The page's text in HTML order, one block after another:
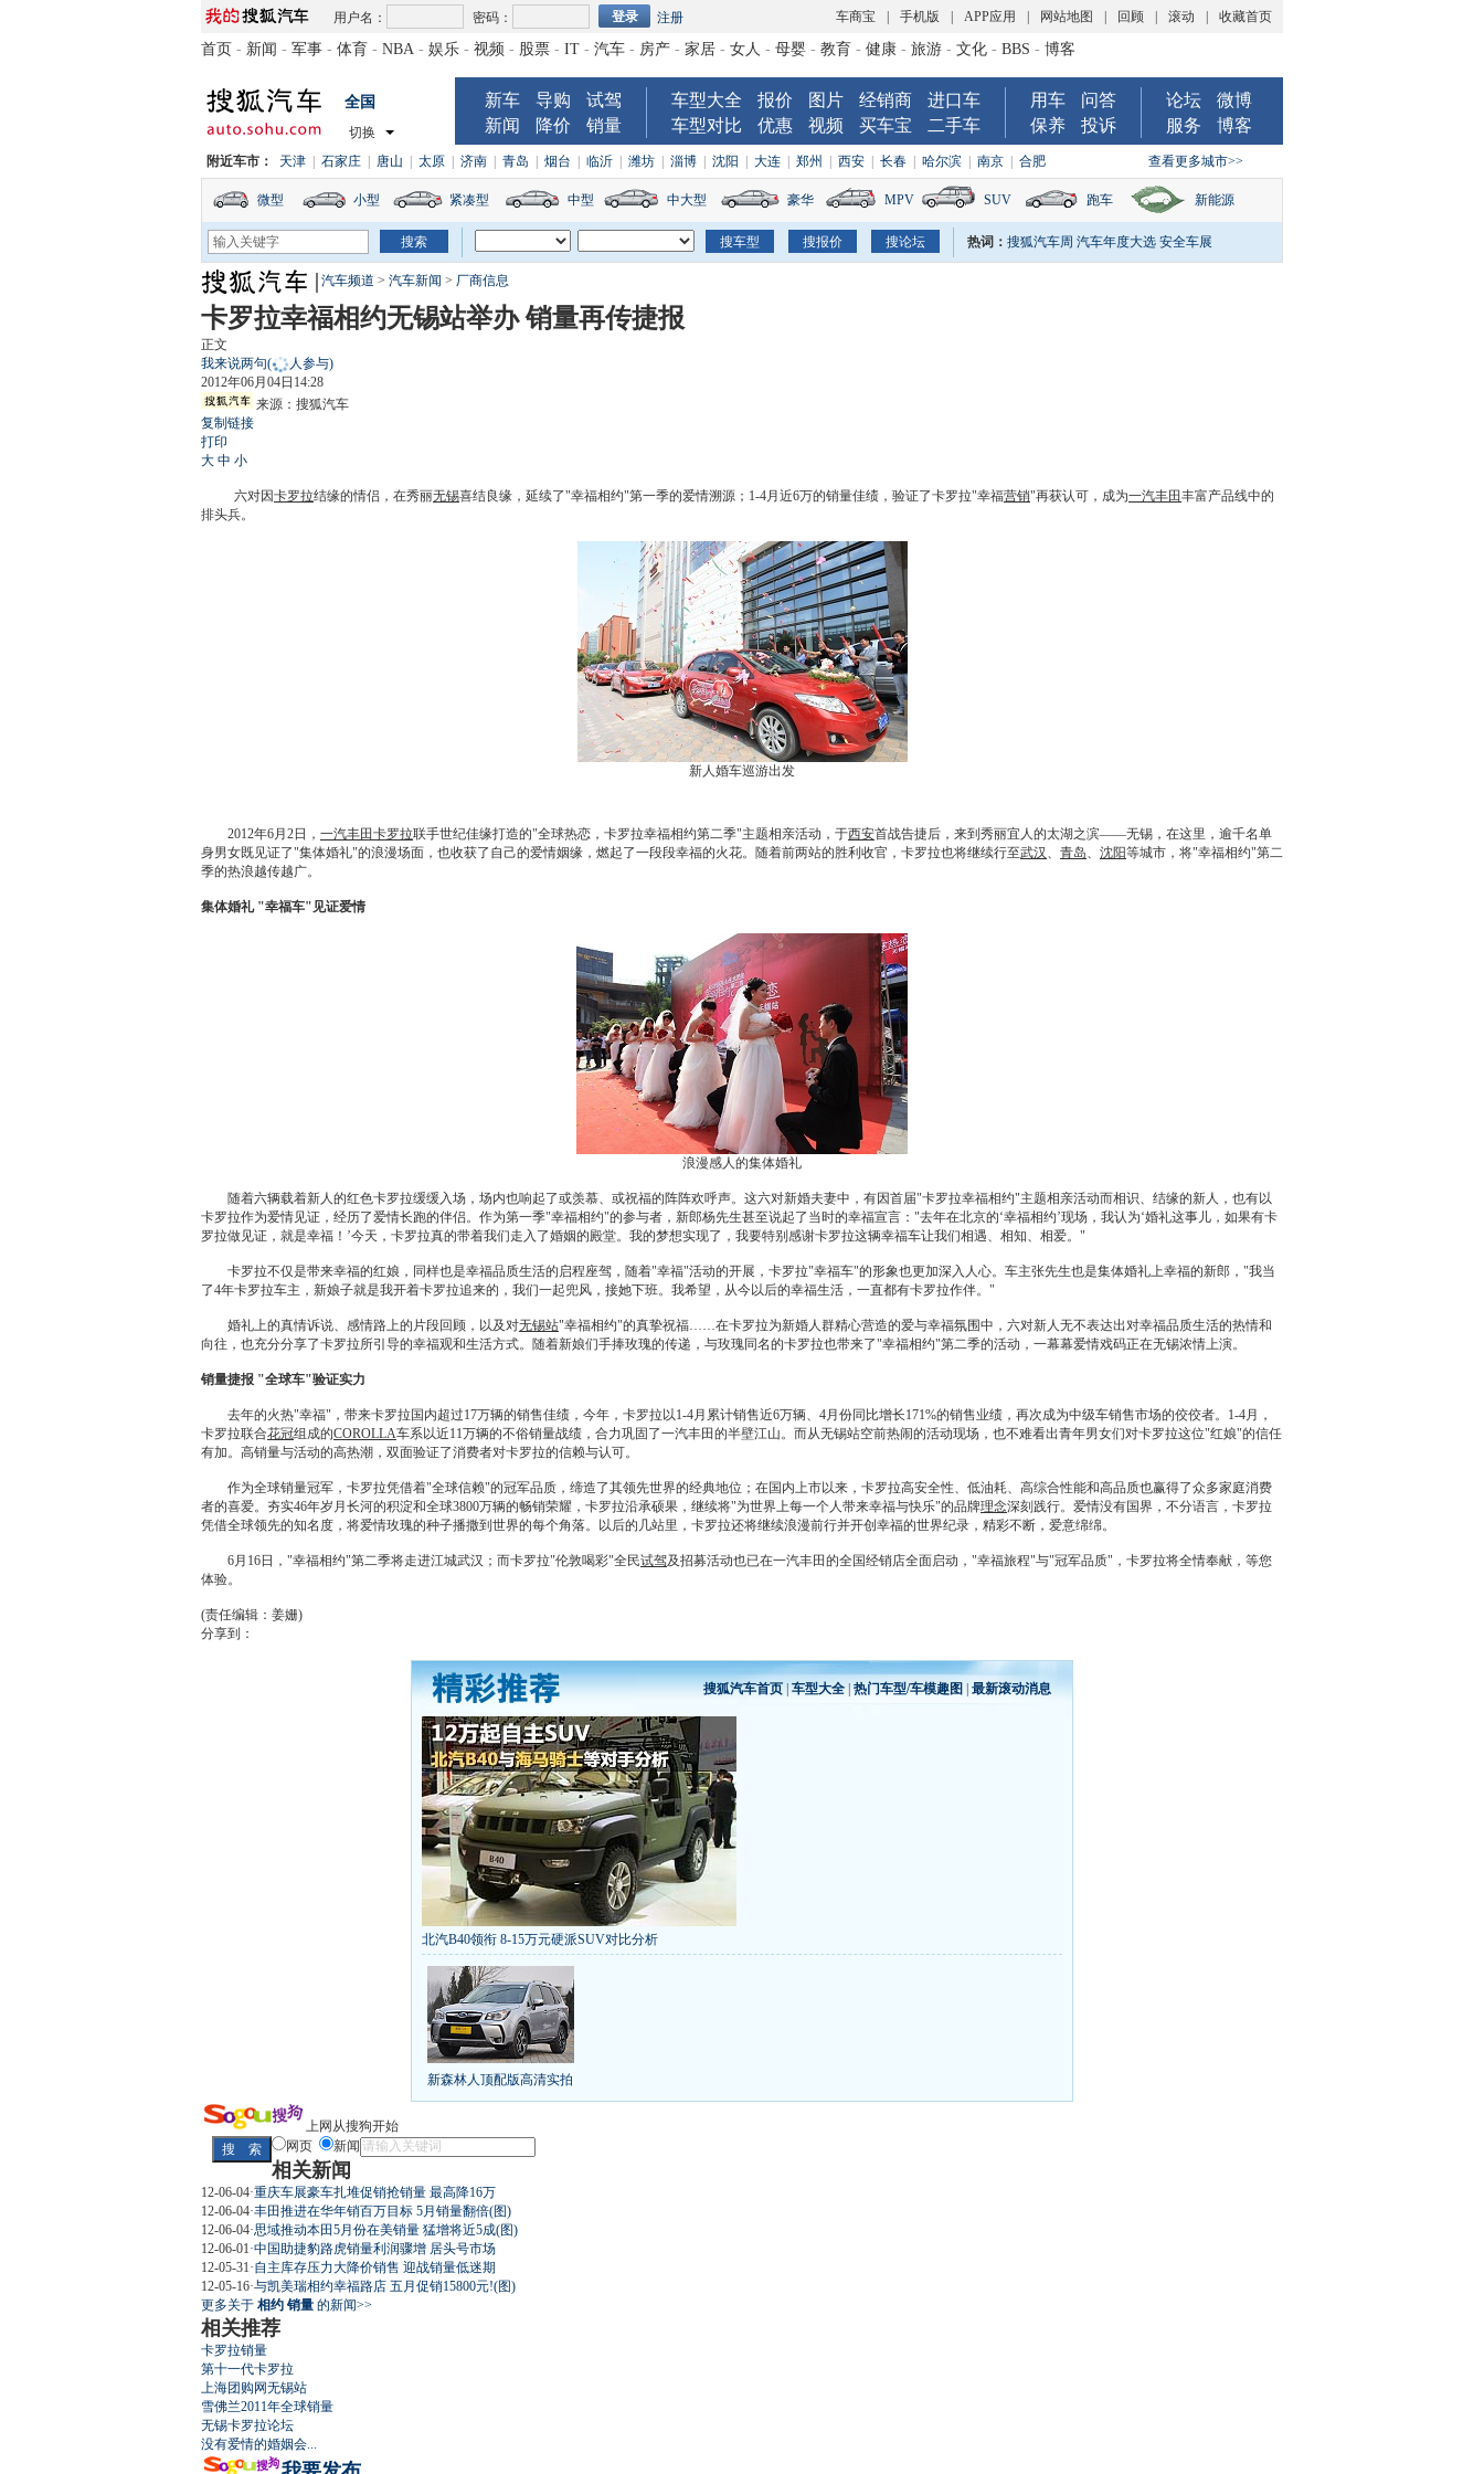
用户名： 密码： 注册 车商宝 手机版 APP应用 网站地图 回顾 滚动 收藏首页
首页 - 新闻 - 军事 - 体育 - NBA - 娱乐 - 视频 - 股票 - IT - 汽车 - 房产 - 家居 - 女人 - 母婴 - 教育 - 健康 - 旅游 - 文化 - BBS - 博客
全国
切换
新车 导购
试驾
新闻
降价 销量
车型大全 报价 图片 经销商
进口车
车型对比
优惠 视频 买车宝 二手车
用车
问答
保养
投诉
论坛
微博
服务
博客
查看更多城市>>
附近车市： 天津 石家庄 唐山 太原 济南 青岛 烟台 临沂 潍坊 淄博 沈阳 大连 郑州 西安 长春 哈尔滨 南京 合肥
微型 小型 紧凑型 中型 中大型 豪华 MPV SUV 跑车 新能源
热词： 搜狐汽车周 汽车年度大选 安全车展
汽车频道 > 汽车新闻 > 厂商信息
卡罗拉幸福相约无锡站举办 销量再传捷报
正文
我来说两句(
人参与)
2012年06月04日14:28
来源： 搜狐汽车
复制链接
打印
大 中 小
六对因卡罗拉结缘的情侣，在秀丽无锡喜结良缘，延续了"幸福相约"第一季的爱情溯源；1-4月近6万的销量佳绩，验证了卡罗拉"幸福营销"再获认可，成为一汽丰田丰富产品线中的
排头兵。
新人婚车巡游出发
2012年6月2日， 一汽丰田卡罗拉联手世纪佳缘打造的"全球热恋， 卡罗拉幸福相约第二季"主题相亲活动，于西安首战告捷后，来到秀丽宜人的太湖之滨——无锡 ，在这里，逾千名单
身男女既见证了"集体婚礼"的浪漫场面，也收获了自己的爱情姻缘，燃起了一段段幸福的火花。随着前两站的胜利收官， 卡罗拉也将继续行至武汉、 青岛、 沈阳等城市，将"幸福相约"第二
季的热浪越传越广。
集体婚礼 "幸福车"见证爱情
浪漫感人的集体婚礼
随着六辆载着新人的红色卡罗拉缓缓入场，场内也响起了或羡慕、或祝福的阵阵欢呼声。这六对新婚夫妻中，有因首届"卡罗拉幸福相约"主题相亲活动而相识、结缘的新人，也有以
卡罗拉作为爱情见证，经历了爱情长跑的伴侣。作为第一季"幸福相约"的参与者，新郎杨先生甚至说起了当时的幸福宣言："去年在北京的‘幸福相约’现场，我认为‘婚礼这事儿，如果有卡
罗拉做见证，就是幸福！’今天， 卡罗拉真的带着我们走入了婚姻的殿堂。我的梦想实现了，我要特别感谢卡罗拉这辆幸福车让我们相遇、相知、相爱。"
卡罗拉不仅是带来幸福的红娘，同样也是幸福品质生活的启程座驾，随着"幸福"活动的开展， 卡罗拉"幸福车"的形象也更加深入人心。车主张先生也是集体婚礼上幸福的新郎，"我当
了4年卡罗拉车主，新娘子就是我开着卡罗拉追来的，我们一起兜风，接她下班。我希望，从今以后的幸福生活，一直都有卡罗拉作伴。"
婚礼上的真情诉说、感情路上的片段回顾，以及对无锡站"幸福相约"的真挚祝福……在卡罗拉为新婚人群精心营造的爱与幸福氛围中，六对新人无不表达出对幸福品质生活的热情和
向往，也充分分享了卡罗拉所引导的幸福观和生活方式。随着新娘们手捧玫瑰的传递，与玫瑰同名的卡罗拉也带来了"幸福相约"第二季的活动，一幕幕爱情戏码正在无锡浓情上演。
销量捷报 "全球车"验证实力
去年的火热"幸福"，带来卡罗拉国内超过17万辆的销售佳绩，今年， 卡罗拉以1-4月累计销售近6万辆、4月份同比增长171%的销售业绩，再次成为中级车销售市场的佼佼者。1-4月，
卡罗拉联合花冠组成的COROLLA车系以近11万辆的不俗销量战绩，合力巩固了一汽丰田的半壁江山。而从无锡站空前热闹的活动现场，也不难看出青年男女们对卡罗拉这位"红娘"的信任
有加。高销量与活动的高热潮，双面验证了消费者对卡罗拉的信赖与认可。
作为全球销量冠军， 卡罗拉凭借着"全球信赖"的冠军品质，缔造了其领先世界的经典地位；在国内上市以来， 卡罗拉高安全性、低油耗、高综合性能和高品质也赢得了众多家庭消费
者的喜爱。夯实46年岁月长河的积淀和全球3800万辆的畅销荣耀， 卡罗拉沿承硕果，继续将"为世界上每一个人带来幸福与快乐"的品牌理念深刻践行。爱情没有国界，不分语言， 卡罗拉
凭借全球领先的知名度，将爱情玫瑰的种子播撒到世界的每个角落。以后的几站里， 卡罗拉还将继续浪漫前行并开创幸福的世界纪录，精彩不断，爱意绵绵。
6月16日，"幸福相约"第二季将走进江城武汉 ；而卡罗拉"伦敦喝彩"全民试驾及招募活动也已在一汽丰田的全国经销店全面启动，"幸福旅程"与"冠军品质"， 卡罗拉将全情奉献，等您
体验。
(责任编辑：姜姗)
分享到：
搜狐汽车首页| 车型大全| 热门车型/车模趣图 最新滚动消息
北汽B40领衔 8-15万元硬派SUV对比分析
丰田推八款低价新车 全新RAV4海外售14万
第九代雅阁/本田新小SUV
凯越已跌至8折甩卖 6款合资自主车是真的低价吗？
给中国人争气的热销SUV 全新马自达6：海外卖13万
10万元新车叫板合资 15万买车谁好
长城2013年新SUV规划曝光
全新胜达23日上市 秒杀日系的SUV
大众6万低价车
新森林人顶配版高清实拍
屌丝必看世界末日逃亡车
上网从搜狗开始
网页
新闻
相关新闻
12-06-04·重庆车展豪车扎堆促销抢销量 最高降16万
12-06-04·丰田推进在华年销百万目标 5月销量翻倍(图)
12-06-04·思域推动本田5月份在美销量 猛增将近5成(图)
12-06-01 ·中国助捷豹路虎销量利润骤增 居头号市场
12-05-31 ·自主库存压力大降价销售 迎战销量低迷期
12-05-16·与凯美瑞相约幸福路店 五月促销15800元!(图)
更多关于 相约 销量 的新闻>>
相关推荐
卡罗拉销量
第十一代卡罗拉
上海团购网无锡站
雪佛兰2011年全球销量
无锡卡罗拉论坛
没有爱情的婚姻会...